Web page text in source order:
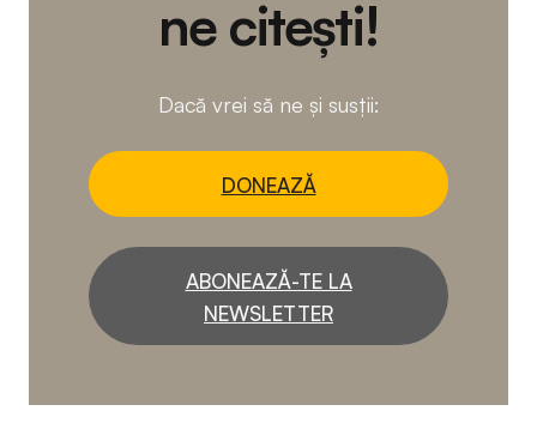
ne citești!
Dacă vrei să ne și susții:
DONEAZĂ
ABONEAZĂ-TE LA
NEWSLETTER